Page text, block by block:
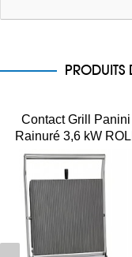
Contact Grill Panini
Rainuré 3,6 kW
GRILL